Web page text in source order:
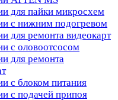
для пайки микросхем
с нижним подогревом
для ремонта видеокарт
с оловоотсосом
для ремонта
с блоком питания
с подачей припоя